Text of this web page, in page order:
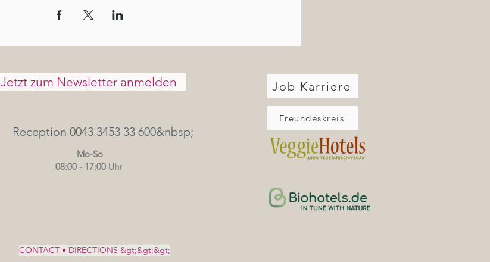
Jetzt zum Newsletter anmelden
Reception 0043 3453 33 600&nbsp;
Mo-So
08:00 - 17:00 Uhr
Job Karriere
Freundeskreis
CONTACT • DIRECTIONS &gt;&gt;&gt;